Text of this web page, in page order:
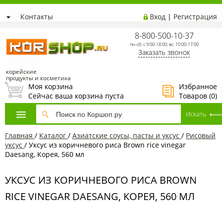
Контакты Вход | Регистрация
корейские
продукты и косметика
8-800-500-10-37
пн-сб: с 9:00-18:00; вс: 10:00-17:00
Заказать звонок
Избранное
Товаров (0)
Моя корзина
Сейчас ваша корзина пуста
Главная / Каталог / Азиатские соусы, пасты и уксус / Рисовый
уксус / Уксус из коричневого риса Brown rice vinegar
Daesang, Корея, 560 мл
УКСУС ИЗ КОРИЧНЕВОГО РИСА BROWN
RICE VINEGAR DAESANG, КОРЕЯ, 560 МЛ